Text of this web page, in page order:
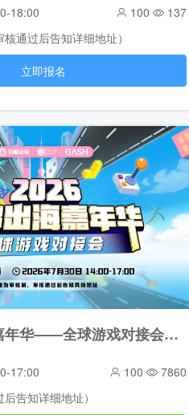
18:00 100
137
通过后告知详细地址）
立即报名
2026魔都出海嘉年华——全球游戏对接会（2026-07-30）
17:00 100
7860
告知详细地址）